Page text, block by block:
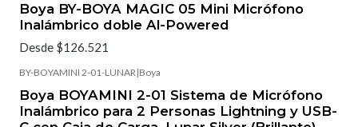
Boya BY-BOYA MAGIC 05 Mini Micrófono
Inalámbrico doble Al-Powered
Desde $126.521
BY-BOYAMINI 2-01-LUNAR|Boya
Boya BOYAMINI 2-01 Sistema de Micrófono
Inalámbrico para 2 Personas Lightning y USB-